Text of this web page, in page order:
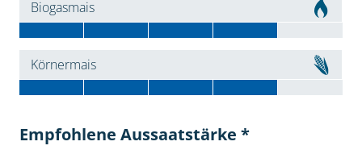
Biogasmais
Körnermais
Empfohlene Aussaatstärke *